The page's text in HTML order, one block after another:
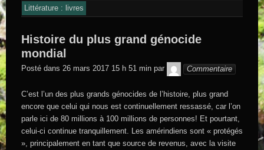
Littérature : livres
Histoire du plus grand génocide
mondial
Posté dans 26 mars 2017 15 h 51 min par
GEGE DE
SAINTAND
Commentaire
C’est l’un des plus grands génocides de l’histoire, plus grand
encore que celui qui nous est continuellement ressassé, car l’on
parle ici de 80 millions à 100 millions de personnes! Et pourtant,
celui-ci continue tranquillement. Les amérindiens sont « protégés
», principalement en tant que source de revenus, avec la visite